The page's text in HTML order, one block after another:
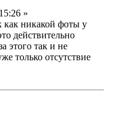
»
как никакой фоты у
действительно
этого так и не
только отсутствие